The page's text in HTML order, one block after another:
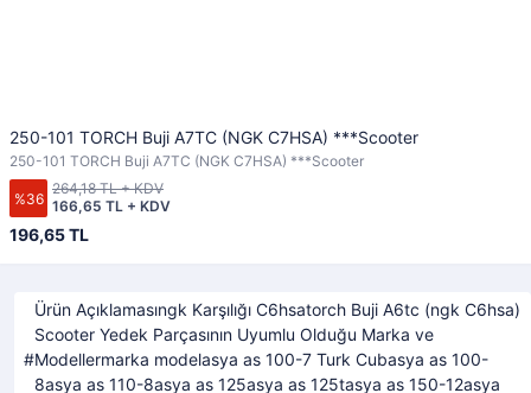
250-101 TORCH Buji A7TC (NGK C7HSA) ***Scooter
250-101 TORCH Buji A7TC (NGK C7HSA) ***Scooter
%36
196,65 TL
166,65 TL + KDV
264,18 TL + KDV
Ürün Açıklamasıngk Karşılığı C6hsatorch Buji A6tc (ngk C6hsa)
Scooter Yedek Parçasının Uyumlu Olduğu Marka ve
Modellermarka modelasya as 100-7 Turk Cubasya as 100-
8asya as 110-8asya as 125asya as 125tasya as 150-12asya